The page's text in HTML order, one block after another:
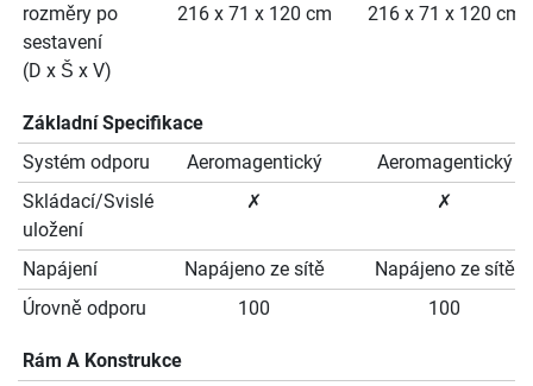
rozměry po
sestavení
(D x Š x V)
216 x 71 x 120 cm 216 x 71 x 120 cm
Základní Specifikace
Systém odporu
Aeromagentický
Aeromagentický
Skládací/Svislé
uložení
✗ ✗
Napájení Napájeno ze sítě
Napájeno ze sítě
Úrovně odporu
100 100
Rám A Konstrukce